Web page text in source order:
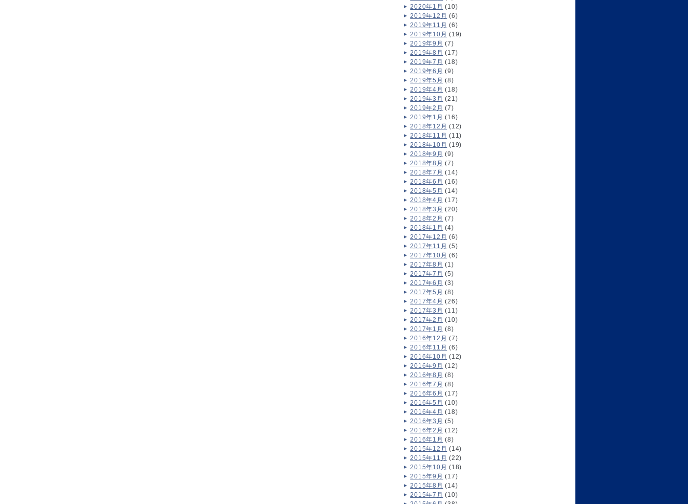
2020年1月 (10)
2019年12月 (6)
2019年11月 (6)
2019年10月 (19)
2019年9月 (7)
2019年8月 (17)
2019年7月 (18)
2019年6月 (9)
2019年5月 (8)
2019年4月 (18)
2019年3月 (21)
2019年2月 (7)
2019年1月 (16)
2018年12月 (12)
2018年11月 (11)
2018年10月 (19)
2018年9月 (9)
2018年8月 (7)
2018年7月 (14)
2018年6月 (16)
2018年5月 (14)
2018年4月 (17)
2018年3月 (20)
2018年2月 (7)
2018年1月 (4)
2017年12月 (6)
2017年11月 (5)
2017年10月 (6)
2017年8月 (1)
2017年7月 (5)
2017年6月 (3)
2017年5月 (8)
2017年4月 (26)
2017年3月 (11)
2017年2月 (10)
2017年1月 (8)
2016年12月 (7)
2016年11月 (6)
2016年10月 (12)
2016年9月 (12)
2016年8月 (8)
2016年7月 (8)
2016年6月 (17)
2016年5月 (10)
2016年4月 (18)
2016年3月 (5)
2016年2月 (12)
2016年1月 (8)
2015年12月 (14)
2015年11月 (22)
2015年10月 (18)
2015年9月 (17)
2015年8月 (14)
2015年7月 (10)